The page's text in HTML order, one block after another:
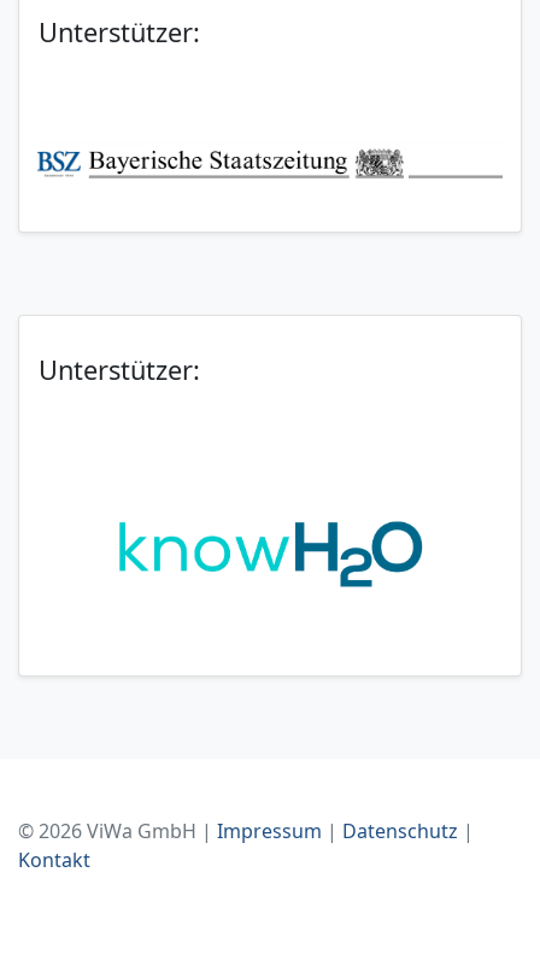
Unterstützer:
Unterstützer:
© 2026 ViWa GmbH | Impressum | Datenschutz |
Kontakt